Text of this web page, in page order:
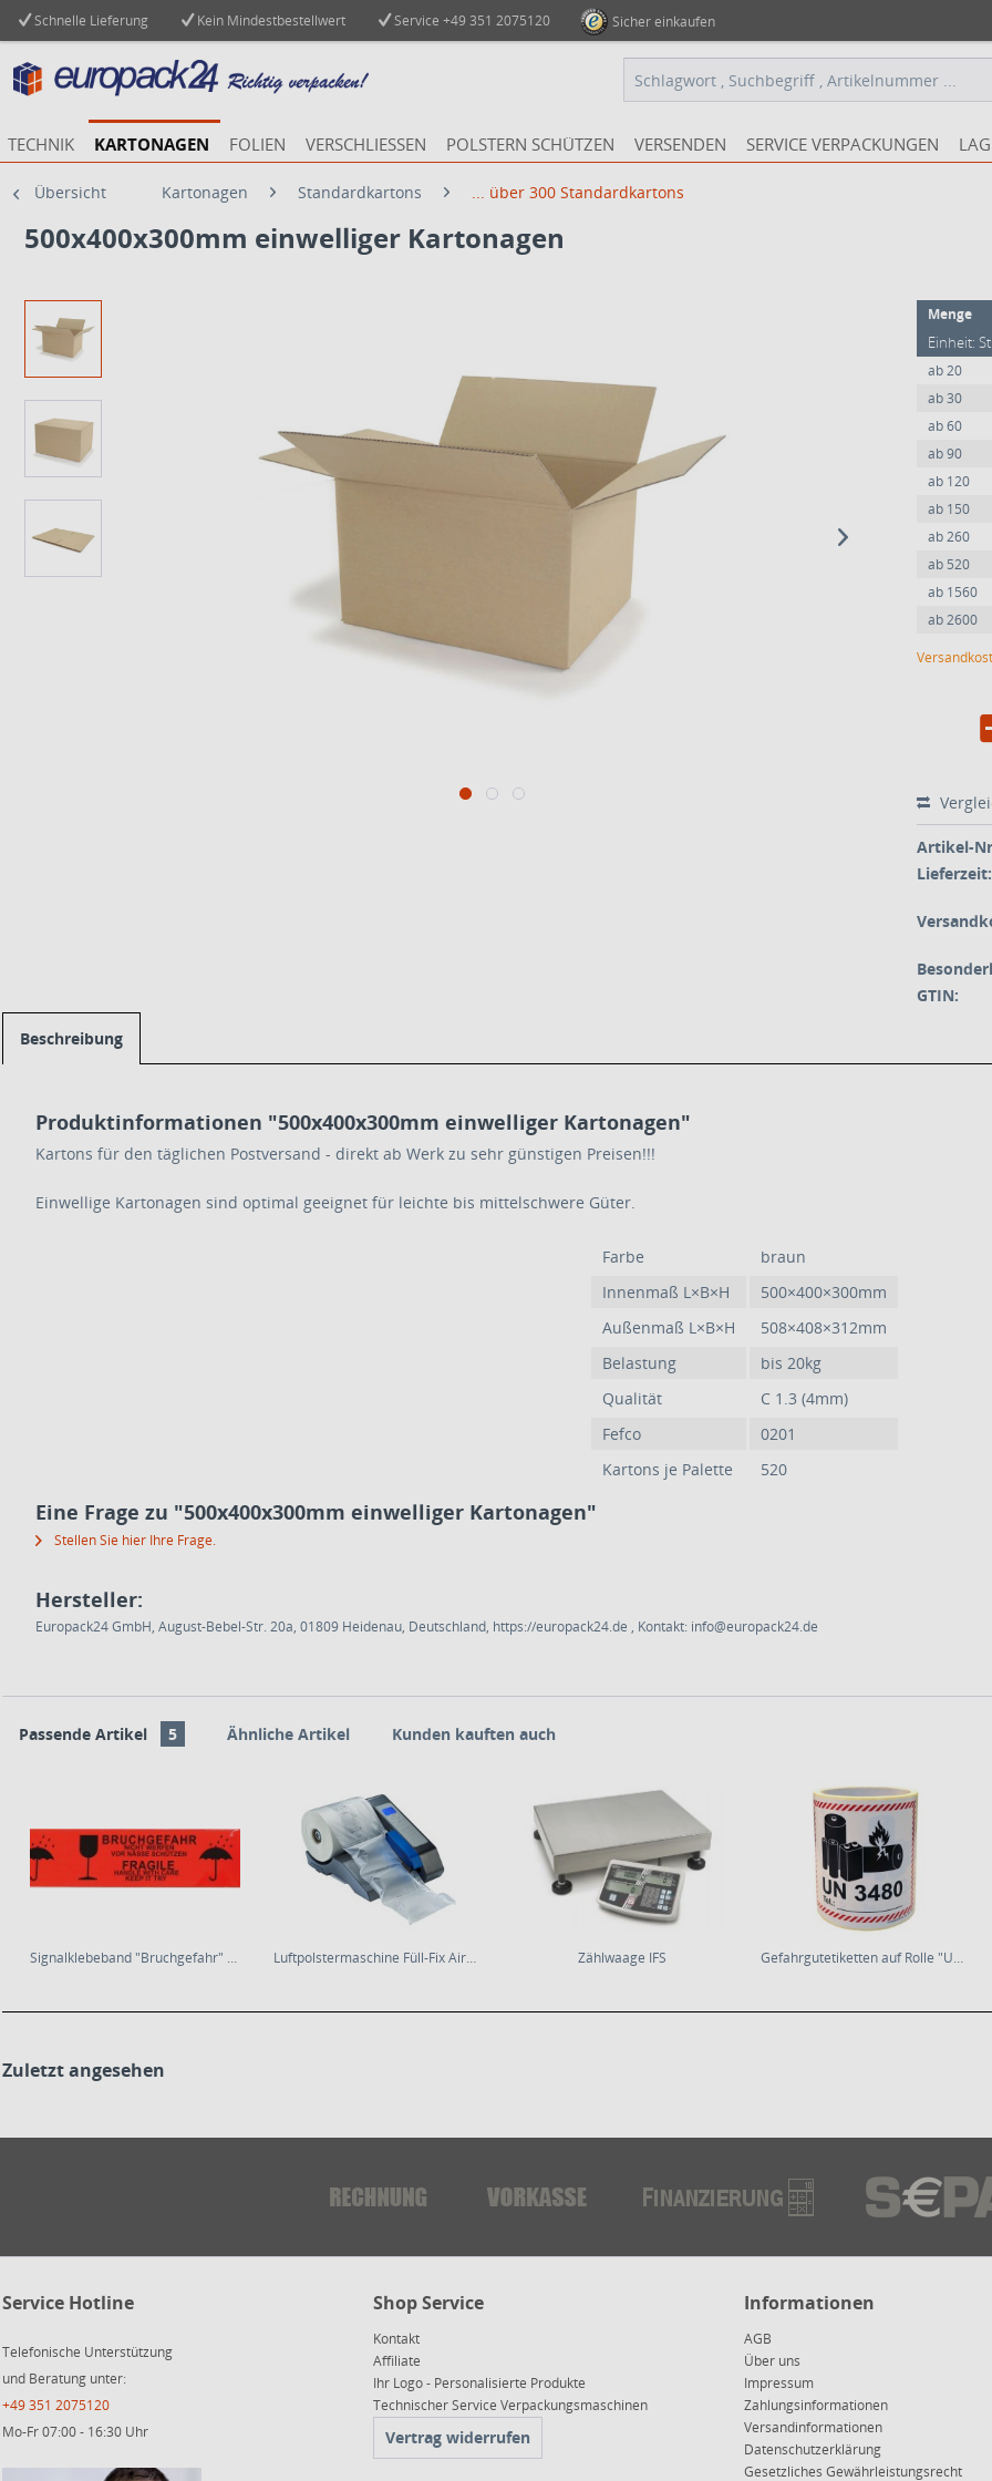
Schnelle Lieferung Kein Mindestbestellwert Service +49 351 2075120 Sicher einkaufen
TECHNIK KARTONAGEN FOLIEN VERSCHLIESSEN POLSTERN SCHÜTZEN VERSENDEN SERVICE VERPACKUNGEN
Übersicht Kartonagen Standardkartons ... über 300 Standardkartons
500x400x300mm einwelliger Kartonagen
Menge
Einheit:
ab20
ab30
ab60
ab90
ab 120
ab 150
ab260
ab 520
ab 1560
ab2600
Artikel-
Lieferzeit:
GTIN:
Beschreibung
Produktinformationen "500x400x300mm einwelliger Kartonagen"
Kartons für den täglichen Postversand - direkt ab Werk zu sehr günstigen Preisen!!!
Einwellige Kartonagen sind optimal geeignet für leichte bis mittelschwere Güter.
Farbe
braun
Innenmaß L×B×H
500×400×300mm
Außenmaß L×B×H
508×408×312mm
Belastung
bis 20kg
Qualität
C 1.3 (4mm)
Fefco
0201
Kartons je Palette
520
Eine Frage zu "500x400x300mm einwelliger Kartonagen"
Stellen Sie hier Ihre Frage.
Hersteller:
Europack24 GmbH, August-Bebel-Str. 20a, 01809 Heidenau, Deutschland, https://europack24.de , Kontakt: info@europack24.de
Passende Artikel 5 Ähnliche Artikel Kunden kauften auch
Signalklebeband "Bruchgefahr" 50mm * 66m Luftpolstermaschine Füll-Fix AirWave1 | Sets Zählwaage IFS Gefahrgutetiketten auf Rolle "UN 3480" *...
Zuletzt angesehen
Service Hotline
Telefonische Unterstützung
und Beratung unter:
+49 351 2075120
Mo-Fr 07:00 - 16:30 Uhr
Shop Service
Kontakt
Affiliate
Ihr Logo - Personalisierte Produkte
Technischer Service Verpackungsmaschinen
Vertrag widerrufen
Informationen
AGB
Über uns
Impressum
Zahlungsinformationen
Versandinformationen
Datenschutzerklärung
Gesetzliches Gewährleistungsrecht